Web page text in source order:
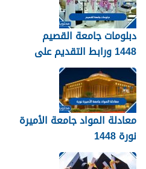
دبلومات جامعة القصيم
1448 ورابط التقديم على
دبلومات جامعة القصيم
qudcss.com
معادلة المواد جامعة الأميرة
نورة 1448